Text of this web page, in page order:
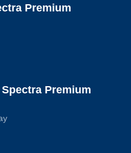
Premium
Premium